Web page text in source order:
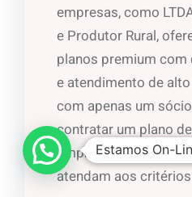
empresas, como
e Produtor Rural,
planos premium
e atendimento de
com apenas um
contratar um plano
empresarial da
atendam aos
Estamos On-